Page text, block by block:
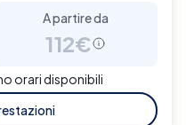
A partire da
112€
orari disponibili